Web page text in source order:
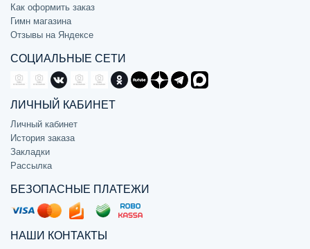
Как оформить заказ
Гимн магазина
Отзывы на Яндексе
СОЦИАЛЬНЫЕ СЕТИ
ЛИЧНЫЙ КАБИНЕТ
Личный кабинет
История заказа
Закладки
Рассылка
БЕЗОПАСНЫЕ ПЛАТЕЖИ
НАШИ КОНТАКТЫ